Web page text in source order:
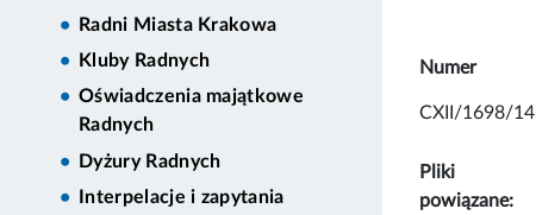
Radni Miasta Krakowa
Kluby Radnych
Oświadczenia majątkowe
Radnych
Dyżury Radnych
Interpelacje i zapytania
Numer
CXII/1698/14
Pliki
powiązane: